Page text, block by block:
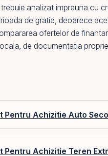
analizat impreuna cu
de gratie, deoarece
ofertelor de
de documentatia
Pentru Achizitie Auto
Pentru Achizitie Teren